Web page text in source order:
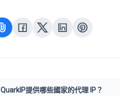
QuarkIP提供哪些國家的代理 IP？